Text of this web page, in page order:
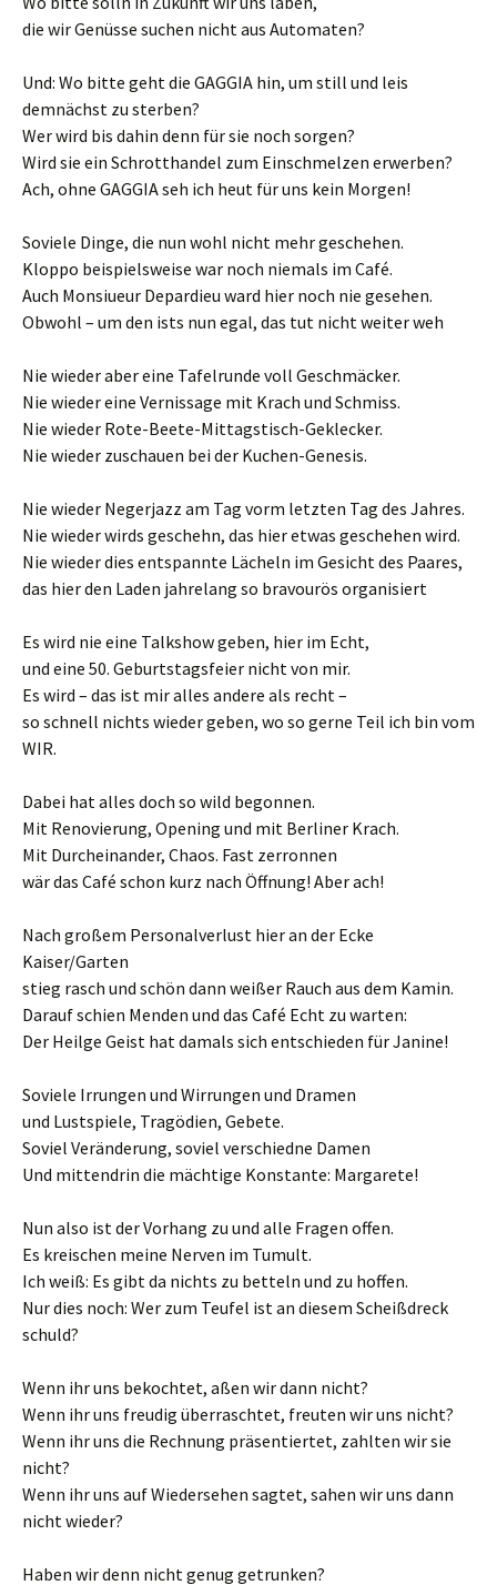
die wir Genüsse suchen nicht aus Automaten?
Und: Wo bitte geht die GAGGIA hin, um still und leis
demnächst zu sterben?
Wer wird bis dahin denn für sie noch sorgen?
Wird sie ein Schrotthandel zum Einschmelzen erwerben?
Ach, ohne GAGGIA seh ich heut für uns kein Morgen!
Soviele Dinge, die nun wohl nicht mehr geschehen.
Kloppo beispielsweise war noch niemals im Café.
Auch Monsiueur Depardieu ward hier noch nie gesehen.
Obwohl – um den ists nun egal, das tut nicht weiter weh
Nie wieder aber eine Tafelrunde voll Geschmäcker.
Nie wieder eine Vernissage mit Krach und Schmiss.
Nie wieder Rote-Beete-Mittagstisch-Geklecker.
Nie wieder zuschauen bei der Kuchen-Genesis.
Nie wieder Negerjazz am Tag vorm letzten Tag des Jahres.
Nie wieder wirds geschehn, das hier etwas geschehen wird.
Nie wieder dies entspannte Lächeln im Gesicht des Paares,
das hier den Laden jahrelang so bravourös organisiert
Es wird nie eine Talkshow geben, hier im Echt,
und eine 50. Geburtstagsfeier nicht von mir.
Es wird – das ist mir alles andere als recht –
so schnell nichts wieder geben, wo so gerne Teil ich bin vom
WIR.
Dabei hat alles doch so wild begonnen.
Mit Renovierung, Opening und mit Berliner Krach.
Mit Durcheinander, Chaos. Fast zerronnen
wär das Café schon kurz nach Öffnung! Aber ach!
Nach großem Personalverlust hier an der Ecke
Kaiser/Garten
stieg rasch und schön dann weißer Rauch aus dem Kamin.
Darauf schien Menden und das Café Echt zu warten:
Der Heilge Geist hat damals sich entschieden für Janine!
Soviele Irrungen und Wirrungen und Dramen
und Lustspiele, Tragödien, Gebete.
Soviel Veränderung, soviel verschiedne Damen
Und mittendrin die mächtige Konstante: Margarete!
Nun also ist der Vorhang zu und alle Fragen offen.
Es kreischen meine Nerven im Tumult.
Ich weiß: Es gibt da nichts zu betteln und zu hoffen.
Nur dies noch: Wer zum Teufel ist an diesem Scheißdreck
schuld?
Wenn ihr uns bekochtet, aßen wir dann nicht?
Wenn ihr uns freudig überraschtet, freuten wir uns nicht?
Wenn ihr uns die Rechnung präsentiertet, zahlten wir sie
nicht?
Wenn ihr uns auf Wiedersehen sagtet, sahen wir uns dann
nicht wieder?
Haben wir denn nicht genug getrunken?